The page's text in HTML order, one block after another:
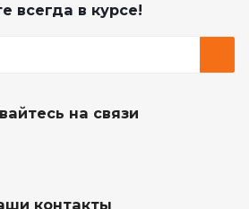
всегда в курсе!
на связи
контакты